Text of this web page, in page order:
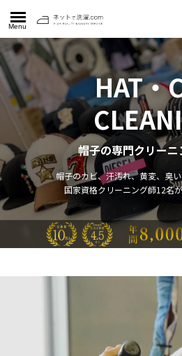
Menu
HAT・
帽子の専門クリー
帽子のカビ、汗汚れ、黄変、臭
国家資格クリーニング師12名が